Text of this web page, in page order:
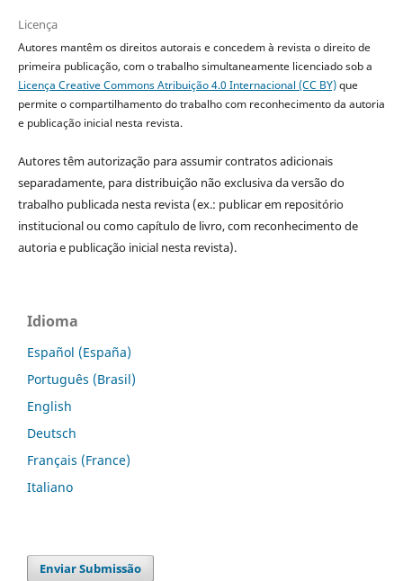
Licença
Autores mantêm os direitos autorais e concedem à revista o direito de
primeira publicação, com o trabalho simultaneamente licenciado sob a
Licença Creative Commons Atribuição 4.0 Internacional (CC BY)que
permite o compartilhamento do trabalho com reconhecimento da autoria
e publicação inicial nesta revista.
Autores têm autorização para assumir contratos adicionais
separadamente, para distribuição não exclusiva da versão do
trabalho publicada nesta revista (ex.: publicar em repositório
institucional ou como capítulo de livro, com reconhecimento de
autoria e publicação inicial nesta revista).
Idioma
Español (España)
Português (Brasil)
English
Deutsch
Français (France)
Italiano
Enviar Submissão